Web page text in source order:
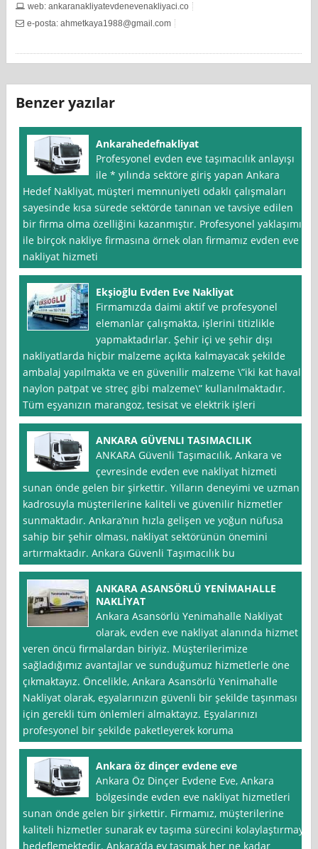
web: ankaranakliyatevdenevenakliyaci.co
e-posta:ahmetkaya1988@gmail.com
Benzer yazılar
Ankarahedefnakliyat
Profesyonel evden eve taşımacılık anlayışı
ile * yılında sektöre giriş yapan Ankara
Hedef Nakliyat, müşteri memnuniyeti odaklı çalışmaları
sayesinde kısa sürede sektörde tanınan ve tavsiye edilen
bir firma olma özelliğini kazanmıştır. Profesyonel yaklaşımı
ile birçok nakliye firmasına örnek olan firmamız evden eve
nakliyat hizmeti
Ekşioğlu Evden Eve Nakliyat
Firmamızda daimi aktif ve profesyonel
elemanlar çalışmakta, işlerini titizlikle
yapmaktadırlar. Şehir içi ve şehir dışı
nakliyatlarda hiçbir malzeme açıkta kalmayacak şekilde
ambalaj yapılmakta ve en güvenilir malzeme \”iki kat havalı
naylon patpat ve streç gibi malzeme\” kullanılmaktadır.
Tüm eşyanızın marangoz, tesisat ve elektrik işleri
ANKARA GÜVENLI TASIMACILIK
ANKARA Güvenli Taşımacılık, Ankara ve
çevresinde evden eve nakliyat hizmeti
sunan önde gelen bir şirkettir. Yılların deneyimi ve uzman
kadrosuyla müşterilerine kaliteli ve güvenilir hizmetler
sunmaktadır. Ankara’nın hızla gelişen ve yoğun nüfusa
sahip bir şehir olması, nakliyat sektörünün önemini
artırmaktadır. Ankara Güvenli Taşımacılık bu
ANKARA ASANSÖRLÜ YENİMAHALLE
NAKLİYAT
Ankara Asansörlü Yenimahalle Nakliyat
olarak, evden eve nakliyat alanında hizmet
veren öncü firmalardan biriyiz. Müşterilerimize
sağladığımız avantajlar ve sunduğumuz hizmetlerle öne
çıkmaktayız. Öncelikle, Ankara Asansörlü Yenimahalle
Nakliyat olarak, eşyalarınızın güvenli bir şekilde taşınması
için gerekli tüm önlemleri almaktayız. Eşyalarınızı
profesyonel bir şekilde paketleyerek koruma
Ankara öz dinçer evdene eve
Ankara Öz Dinçer Evdene Eve, Ankara
bölgesinde evden eve nakliyat hizmetleri
sunan önde gelen bir şirkettir. Firmamız, müşterilerine
kaliteli hizmetler sunarak ev taşıma sürecini kolaylaştırmayı
hedeflemektedir. Ankara’da ev taşımak her ne kadar